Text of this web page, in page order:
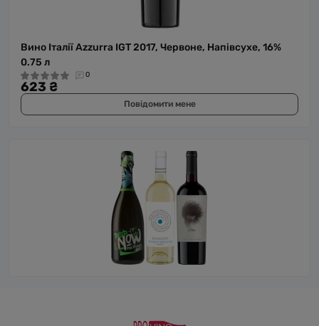
Вино Італії Azzurra IGT 2017, Червоне, Напівсухе, 16%
0.75 л
0
623 ₴
Повідомити мене